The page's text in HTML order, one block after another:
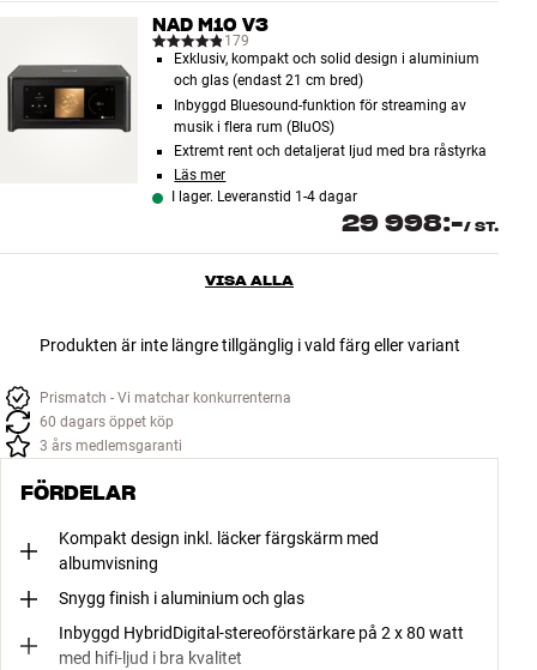
NAD M10 V3
179
Exklusiv, kompakt och solid design i aluminium
och glas (endast 21 cm bred)
Inbyggd Bluesound-funktion för streaming av
musik i flera rum (BluOS)
Extremt rent och detaljerat ljud med bra råstyrka
Läs mer
I lager. Leveranstid 1-4 dagar
29 998:-/ ST.
VISA ALLA
Produkten är inte längre tillgänglig i vald färg eller variant
Prismatch - Vi matchar konkurrenterna
60 dagars öppet köp
3 års medlemsgaranti
FÖRDELAR
Kompakt design inkl. läcker färgskärm med
albumvisning
Snygg finish i aluminium och glas
Inbyggd HybridDigital-stereoförstärkare på 2 x 80 watt
med hifi-ljud i bra kvalitet